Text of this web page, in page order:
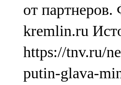
от партнеров.
kremlin.ru
https://tnv.ru/
putin-glava-